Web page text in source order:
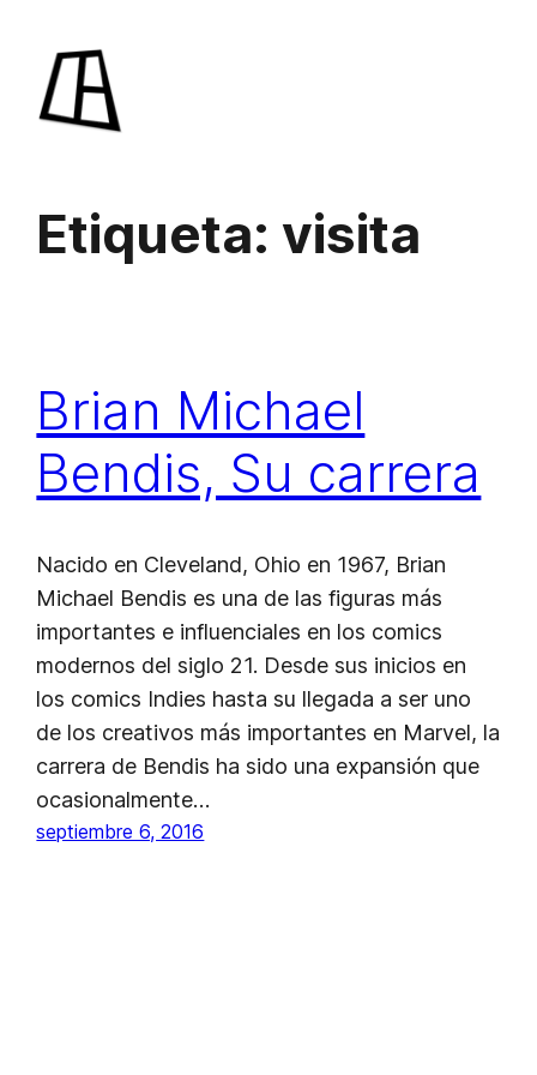
contenido
Etiqueta: visita
Brian Michael
Bendis, Su carrera
Nacido en Cleveland, Ohio en 1967, Brian
Michael Bendis es una de las figuras más
importantes e influenciales en los comics
modernos del siglo 21. Desde sus inicios en
los comics Indies hasta su llegada a ser uno
de los creativos más importantes en Marvel, la
carrera de Bendis ha sido una expansión que
ocasionalmente…
septiembre 6, 2016